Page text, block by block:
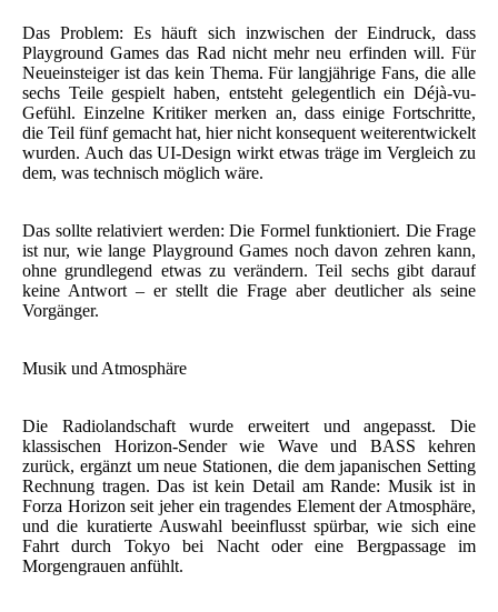
Das Problem: Es häuft sich inzwischen der Eindruck, dass
Playground Games das Rad nicht mehr neu erfinden will. Für
Neueinsteiger ist das kein Thema. Für langjährige Fans, die alle
sechs Teile gespielt haben, entsteht gelegentlich ein Déjà-vu-
Gefühl. Einzelne Kritiker merken an, dass einige Fortschritte,
die Teil fünf gemacht hat, hier nicht konsequent weiterentwickelt
wurden. Auch das UI-Design wirkt etwas träge im Vergleich zu
dem, was technisch möglich wäre.
Das sollte relativiert werden: Die Formel funktioniert. Die Frage
ist nur, wie lange Playground Games noch davon zehren kann,
ohne grundlegend etwas zu verändern. Teil sechs gibt darauf
keine Antwort – er stellt die Frage aber deutlicher als seine
Vorgänger.
Musik und Atmosphäre
Die Radiolandschaft wurde erweitert und angepasst. Die
klassischen Horizon-Sender wie Wave und BASS kehren
zurück, ergänzt um neue Stationen, die dem japanischen Setting
Rechnung tragen. Das ist kein Detail am Rande: Musik ist in
Forza Horizon seit jeher ein tragendes Element der Atmosphäre,
und die kuratierte Auswahl beeinflusst spürbar, wie sich eine
Fahrt durch Tokyo bei Nacht oder eine Bergpassage im
Morgengrauen anfühlt.